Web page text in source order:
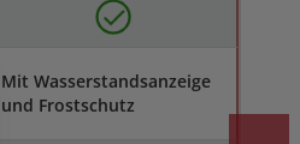
Mit Wasserstandsanzeige
und Frostschutz